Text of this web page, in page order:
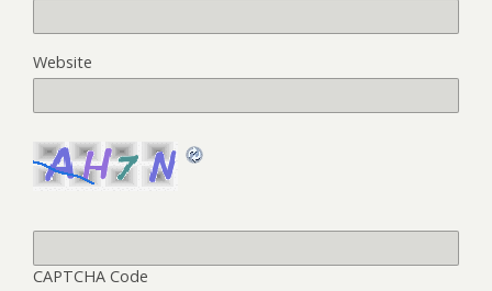
Website
CAPTCHA Code